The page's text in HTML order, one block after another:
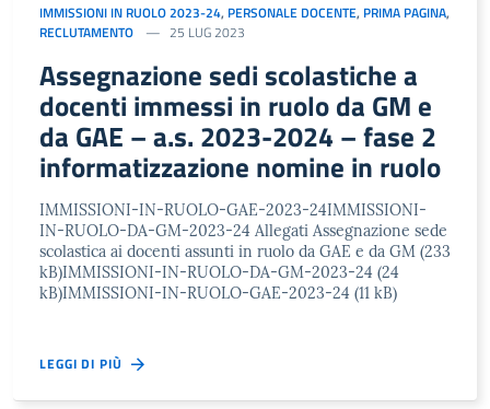
IMMISSIONI IN RUOLO 2023-24, PERSONALE DOCENTE, PRIMA PAGINA,
RECLUTAMENTO
25 LUG 2023
Assegnazione sedi scolastiche a
docenti immessi in ruolo da GM e
da GAE – a.s. 2023-2024 – fase 2
informatizzazione nomine in ruolo
IMMISSIONI-IN-RUOLO-GAE-2023-24IMMISSIONI-
IN-RUOLO-DA-GM-2023-24 Allegati Assegnazione sede
scolastica ai docenti assunti in ruolo da GAE e da GM (233
kB)IMMISSIONI-IN-RUOLO-DA-GM-2023-24 (24
kB)IMMISSIONI-IN-RUOLO-GAE-2023-24 (11 kB)
LEGGI DI PIÙ